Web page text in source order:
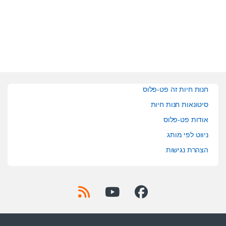
חנות חיות זה פט-פלוס
סיטונאות חנות חיות
אודות פט-פלוס
ניווט לפי מותג
הצהרת נגישות